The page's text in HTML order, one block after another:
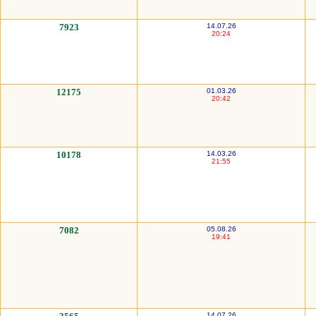
14.07.26
20:24
7923
01.03.26
20:42
12175
14.03.26
21:55
10178
05.08.26
19:41
7082